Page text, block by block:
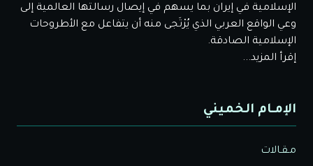
الإسلامية في إيران بما يسهم في إيصال رسالتها العالمية إلى
وعي الواقع العربي الذي يُرْتَجى منه أن يتفاعل مع الأطروحات
الإسلامية الصادقة.
إقرأ المزيد...
الإمـام الخميني
مـقـالات